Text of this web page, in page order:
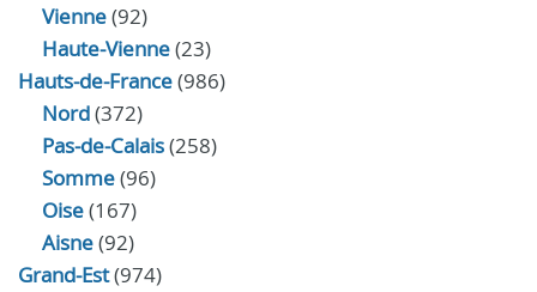
Vienne(92)
Haute-Vienne(23)
Hauts-de-France(986)
Nord(372)
Pas-de-Calais(258)
Somme(96)
Oise(167)
Aisne(92)
Grand-Est(974)